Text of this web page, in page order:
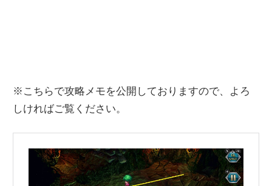
※こちらで攻略メモを公開しておりますので、よろ
しければご覧ください。